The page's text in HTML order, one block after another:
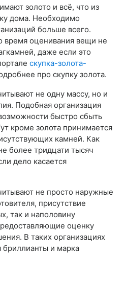
золото и всё, что из
дома. Необходимо
больше всего.
время оценивания вещи не
даже если это
скупка-золота-
про скупку золота.
не одну массу, но и
Подобная организация
быстро сбыть
кроме золота принимается
камней. Как
более тридцати тысяч
дело касается
не просто наружные
присутствие
так и наполовину
оценку
В таких организациях
бриллианты и марка